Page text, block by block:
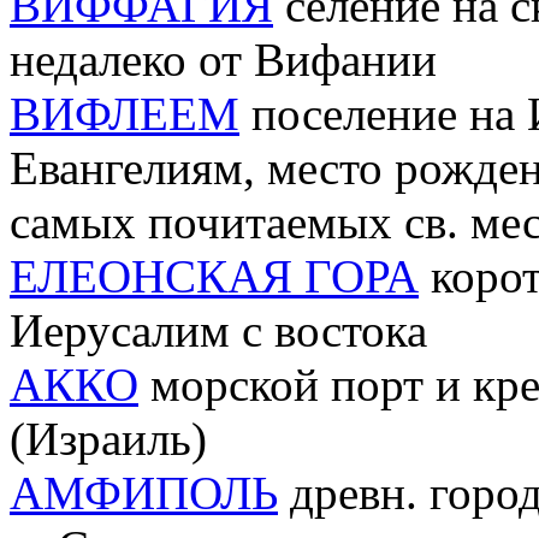
недалеко от Вифании
ВИФЛЕЕМ поселение на
Евангелиям, место
самых почитаемых св.
ЕЛЕОНСКАЯ ГОРА
Иерусалим с востока
АККО морской порт и
(Израиль)
АМФИПОЛЬ древн.